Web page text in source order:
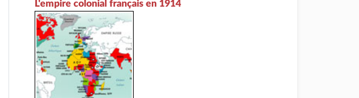
L'empire colonial français en 1914